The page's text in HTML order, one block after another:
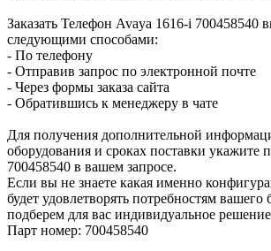
Заказать Телефон Avaya 1616-i 700458540
следующими способами:
- По телефону
- Отправив запрос по электронной почте
- Через формы заказа сайта
- Обратившись к менеджеру в чате
Для получения дополнительной
оборудования и сроках поставки укажите
700458540 в вашем запросе.
Если вы не знаете какая именно
будет удовлетворять потребностям вашего
подберем для вас индивидуальное
Парт номер: 700458540